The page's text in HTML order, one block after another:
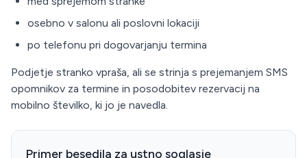
osebno v salonu ali poslovni lokaciji
po telefonu pri dogovarjanju termina
Podjetje stranko vpraša, ali se strinja s prejemanjem SMS
opomnikov za termine in posodobitev rezervacij na
mobilno številko, ki jo je navedla.
Primer besedila za ustno soglasje